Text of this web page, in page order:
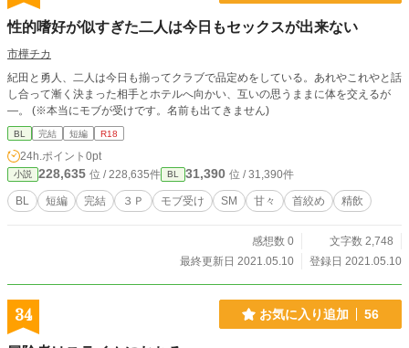
性的嗜好が似すぎた二人は今日もセックスが出来ない
市樺チカ
紀田と勇人、二人は今日も揃ってクラブで品定めをしている。あれやこれやと話
し合って漸く決まった相手とホテルへ向かい、互いの思うままに体を交えるが
―。 (※本当にモブが受けです。名前も出てきません)
BL 完結 短編 R18
24h.ポイント 0pt
小説 228,635 位 / 228,635件 BL 31,390 位 / 31,390件
BL 短編 完結 ３Ｐ モブ受け SM 甘々 首絞め 精飲
感想数 0
文字数 2,748
最終更新日 2021.05.10
登録日 2021.05.10
34 お気に入り追加 56